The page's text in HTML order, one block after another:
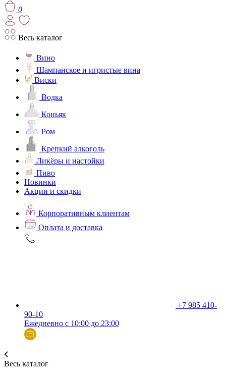
0
Весь каталог
Вино
Шампанское и игристые вина
Виски
Водка
Коньяк
Ром
Крепкий алкоголь
Ликёры и настойки
Пиво
Новинки
Акции и скидки
Корпоративным клиентам
Оплата и доставка
+7 985 410-
90-10
Ежедневно с 10:00 до 23:00
Весь каталог